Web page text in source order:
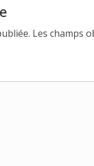
Les champs